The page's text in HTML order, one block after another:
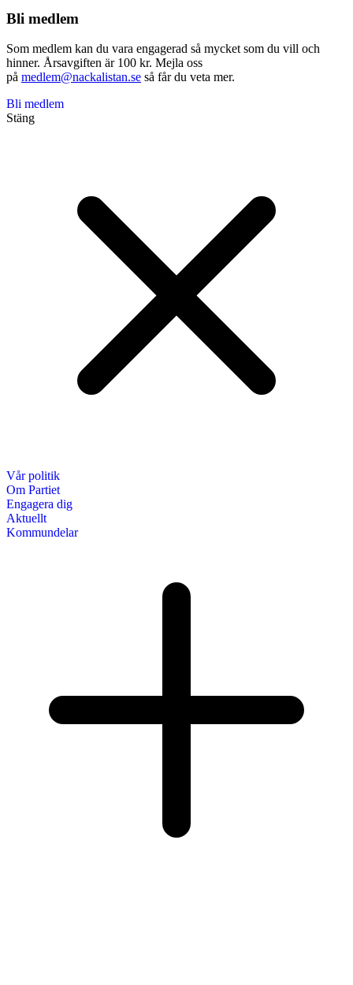
Bli medlem
Som medlem kan du vara engagerad så mycket som du vill och
hinner. Årsavgiften är 100 kr. Mejla oss
på medlem@nackalistan.se så får du veta mer.
Bli medlem
Stäng
Vår politik
Om Partiet
Engagera dig
Aktuellt
Kommundelar